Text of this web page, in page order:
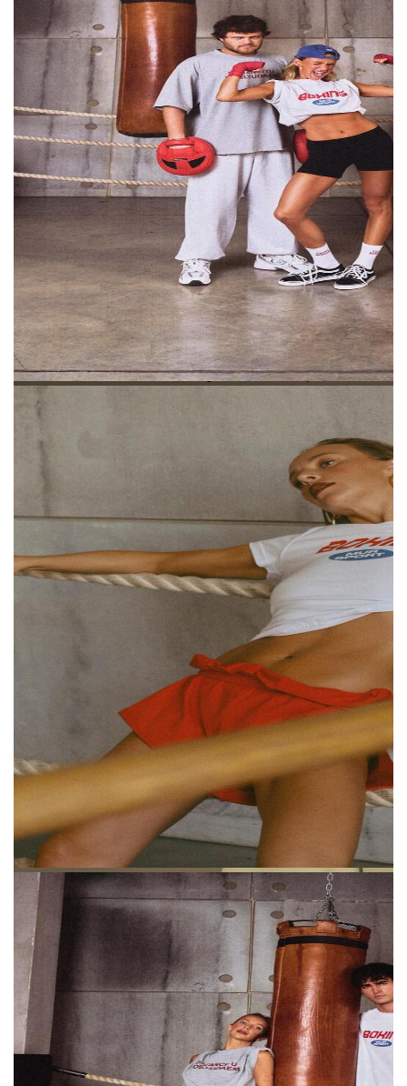
было очень необычно или чтобы это были
очень сложные изделия. Нам важно, чтобы
вещи были простыми, носибельными и
доступными. И отличие в том, что это не
просто бренд, а это именно "бренд-
подружка", это "бренд-соседка", это "бренд
твой близкий друг", в котором максимально
комфортно», — рассказала Мурашкина.
Запуск омрачил конфликт с журналисткой
Мадонной Мур. 1 августа она обвинила
Карину Мурашкину в плагиате, заявив
о том, что название и логотип бренда
очень похожи на ее собственные.
В разговоре с The Blueprint Мурашкина
отметила, что о запуске ее бренда Мадонне
было известно еще в прошлом году,
а в декабре они детально обсудили этот
вопрос. Тогда Мур попросила Карину
изменить шрифт логотипа — та выполнила
это условие, и сейчас считает обвинения
в плагиате необоснованными.
Слева — логотип бренда Карины
справа — логотип бренда Мадонны Мур
Мадонна Мур предоставила The Blueprint
документы, касательно регистрации
товарного знака Mur.Первый документ —
свидетельство № 1237063 от 1 июля 2026
года на знак «mur». Регистрация охватывает
ювелирные изделия и часы,
телекоммуникации, производство
видеоконтента, услуги дизайна и онлайн-
соцсети. Одежда в этот перечень не входит.
Второй документ — заявка на классы,
связанные с одеждой, обувью и
аксессуарами. Она была подана 9 декабря
2025 года и на момент публикации
находится на рассмотрении.
Карина Мурашкина тоже подала заявку на
регистрацию товарного знака по классу
одежды, но спустя несколько месяцев — 2
августа 2026 года.
«
Если ведомство посчитает, что есть
конфликт товарных знаков, то стороны
должны доказать, у кого приоритет
по времени: по умолчанию это дата подачи
ТЕКСТ: КАТЕРИНА КУКУШКИНА , ДАША СОЛОМАТИНА
THE BLUEPRINT NEWS